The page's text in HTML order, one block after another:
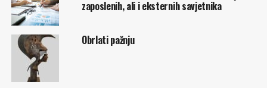
zaposlenih, ali i eksternih savjetnika
Obrlati pažnju